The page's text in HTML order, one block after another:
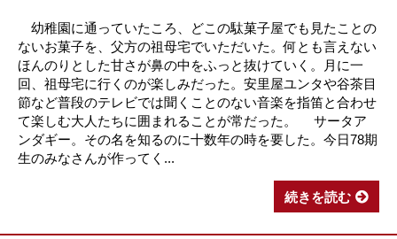
幼稚園に通っていたころ、どこの駄菓子屋でも見たことの
ないお菓子を、父方の祖母宅でいただいた。何とも言えない
ほんのりとした甘さが鼻の中をふっと抜けていく。月に一
回、祖母宅に行くのが楽しみだった。安里屋ユンタや谷茶目
節など普段のテレビでは聞くことのない音楽を指笛と合わせ
て楽しむ大人たちに囲まれることが常だった。 サータア
ンダギー。その名を知るのに十数年の時を要した。今日78期
生のみなさんが作ってく...
続きを読む